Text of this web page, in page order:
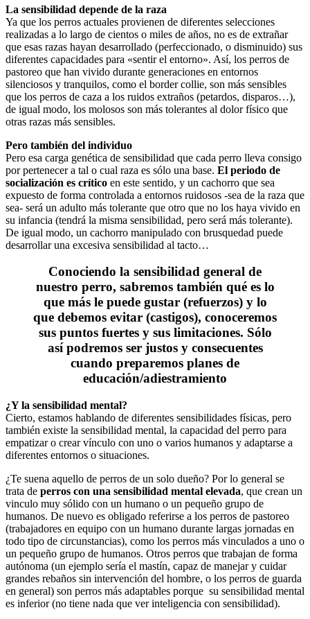
La sensibilidad depende de la raza
Ya que los perros actuales provienen de diferentes selecciones
realizadas a lo largo de cientos o miles de años, no es de extrañar
que esas razas hayan desarrollado (perfeccionado, o disminuido) sus
diferentes capacidades para «sentir el entorno». Así, los perros de
pastoreo que han vivido durante generaciones en entornos
silenciosos y tranquilos, como el border collie, son más sensibles
que los perros de caza a los ruidos extraños (petardos, disparos…),
de igual modo, los molosos son más tolerantes al dolor físico que
otras razas más sensibles.
Pero también del individuo
Pero esa carga genética de sensibilidad que cada perro lleva consigo
por pertenecer a tal o cual raza es sólo una base. El periodo de
socialización es crítico en este sentido, y un cachorro que sea
expuesto de forma controlada a entornos ruidosos -sea de la raza que
sea- será un adulto más tolerante que otro que no los haya vivido en
su infancia (tendrá la misma sensibilidad, pero será más tolerante).
De igual modo, un cachorro manipulado con brusquedad puede
desarrollar una excesiva sensibilidad al tacto…
Conociendo la sensibilidad general de
nuestro perro, sabremos también qué es lo
que más le puede gustar (refuerzos) y lo
que debemos evitar (castigos), conoceremos
sus puntos fuertes y sus limitaciones. Sólo
así podremos ser justos y consecuentes
cuando preparemos planes de
educación/adiestramiento
¿Y la sensibilidad mental?
Cierto, estamos hablando de diferentes sensibilidades físicas, pero
también existe la sensibilidad mental, la capacidad del perro para
empatizar o crear vínculo con uno o varios humanos y adaptarse a
diferentes entornos o situaciones.
¿Te suena aquello de perros de un solo dueño? Por lo general se
trata de perros con una sensibilidad mental elevada, que crean un
vinculo muy sólido con un humano o un pequeño grupo de
humanos. De nuevo es obligado referirse a los perros de pastoreo
(trabajadores en equipo con un humano durante largas jornadas en
todo tipo de circunstancias), como los perros más vinculados a uno o
un pequeño grupo de humanos. Otros perros que trabajan de forma
autónoma (un ejemplo sería el mastín, capaz de manejar y cuidar
grandes rebaños sin intervención del hombre, o los perros de guarda
en general) son perros más adaptables porque su sensibilidad mental
es inferior (no tiene nada que ver inteligencia con sensibilidad).